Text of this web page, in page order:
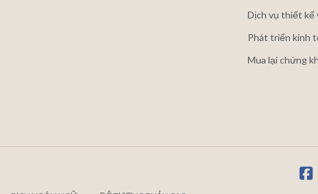
Dịch vụ thiết kế
Phát triển kinh
Mua lại chứng